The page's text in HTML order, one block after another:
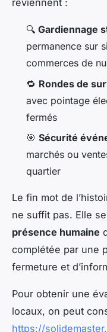
reviennent :
🔍 Gardiennage
permanence sur
commerces de
🔁 Rondes de
avec pointage
fermés
🎯 Sécurité
marchés ou
quartier
Le fin mot de
ne suffit pas. Elle
présence humaine
complétée par une
fermeture et
Pour obtenir une
locaux, on peut
https://